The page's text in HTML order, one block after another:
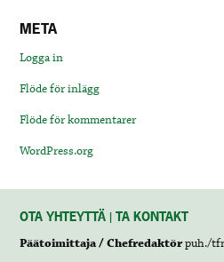
META
Logga in
Flöde för inlägg
Flöde för kommentarer
WordPress.org
OTA YHTEYTTÄ | TA KONTAKT
Päätoimittaja / Chefredaktörpuh./